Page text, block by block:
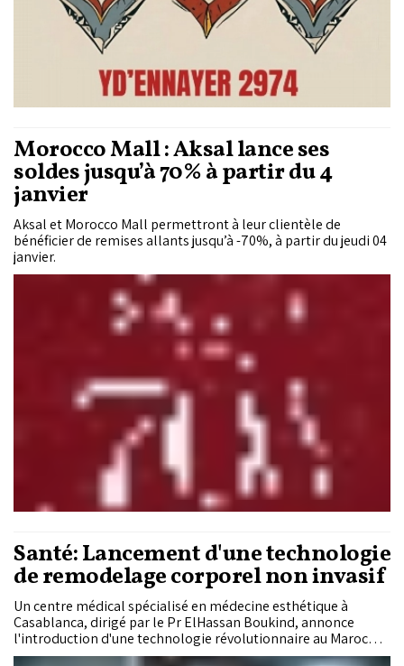
Morocco Mall : Aksal lance ses
soldes jusqu’à 70% à partir du 4
janvier
Aksal et Morocco Mall permettront à leur clientèle de
bénéficier de remises allants jusqu’à -70%, à partir du jeudi 04
janvier.
Santé: Lancement d'une technologie
de remodelage corporel non invasif
Un centre médical spécialisé en médecine esthétique à
Casablanca, dirigé par le Pr ElHassan Boukind, annonce
l'introduction d'une technologie révolutionnaire au Maroc
pour le remodelage corporel non invasif.